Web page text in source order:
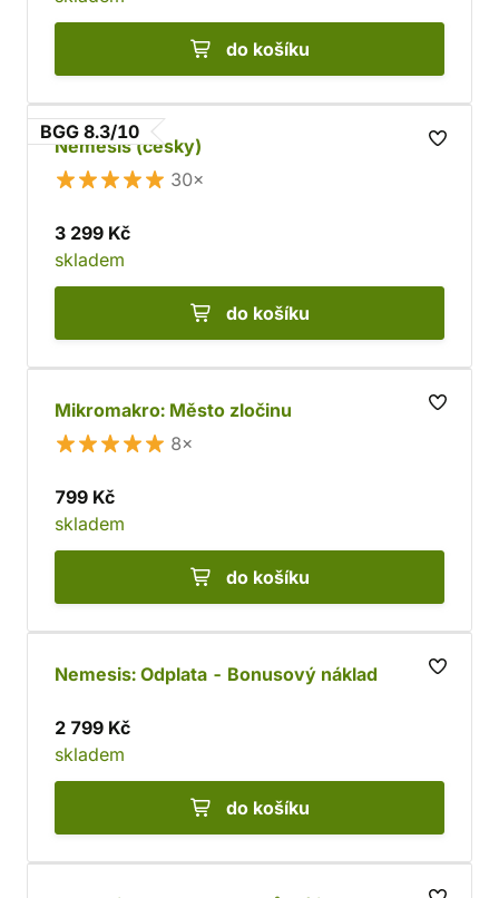
do košíku
BGG 8.3/10
Nemesis (česky)
30×
3 299 Kč
skladem
do košíku
Mikromakro: Město zločinu
8×
799 Kč
skladem
do košíku
Nemesis: Odplata - Bonusový náklad
2 799 Kč
skladem
do košíku